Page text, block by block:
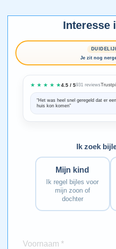
Interesse
Je zit nog
★ ★ ★ ★ ★4.5 / 5931 reviews
“Het was heel snel geregeld dat er
huis kon komen”
Ik zoek
Mijn kind
Ik regel bijles voor
mijn zoon of
dochter
Voornaam *